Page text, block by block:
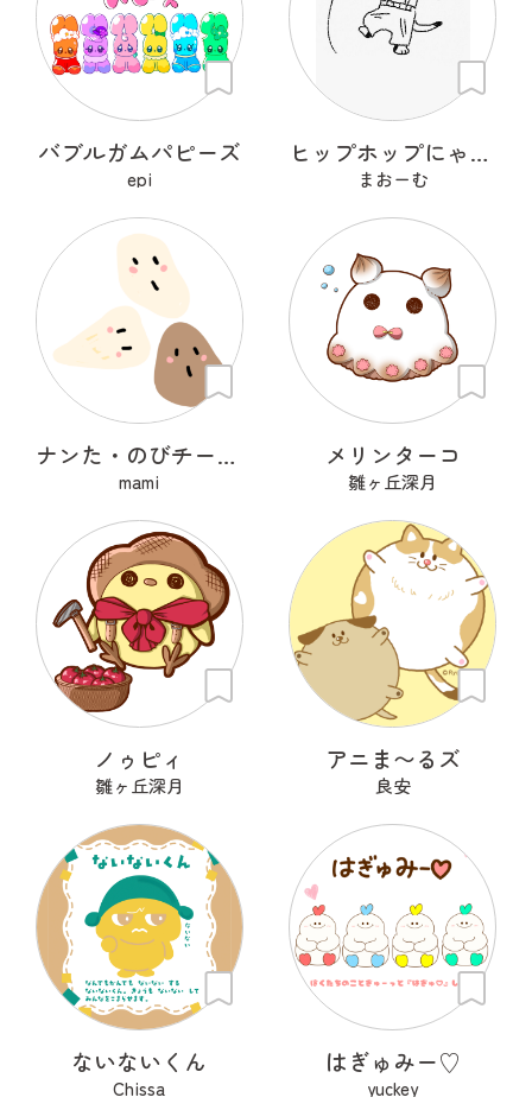
バブルガムパピーズ
epi
ヒップホップにゃんこ
まおーむ
ナンた・のびチー・ショコナン
mami
メリンターコ
雛ヶ丘深月
ノゥピィ
雛ヶ丘深月
アニま〜るズ
良安
ないないくん
Chissa
はぎゅみー♡
yuckey